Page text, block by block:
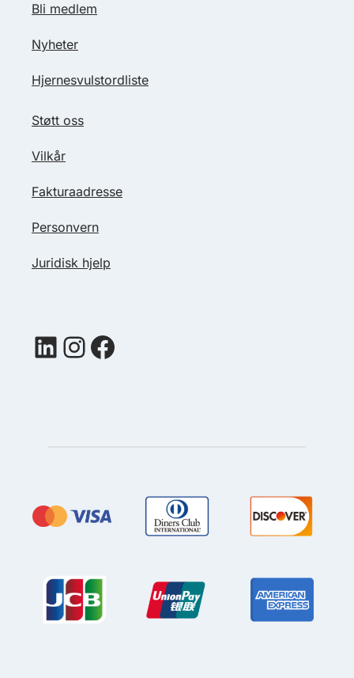
Bli medlem
Nyheter
Hjernesvulstordliste
Støtt oss
Vilkår
Fakturaadresse
Personvern
Juridisk hjelp
LinkedIn
Instagram
Facebook